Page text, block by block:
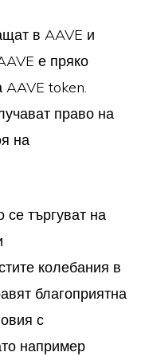
в AAVE и
е пряко
AAVE token.
право на
на
търгуват на
колебания в
благоприятна
с
например